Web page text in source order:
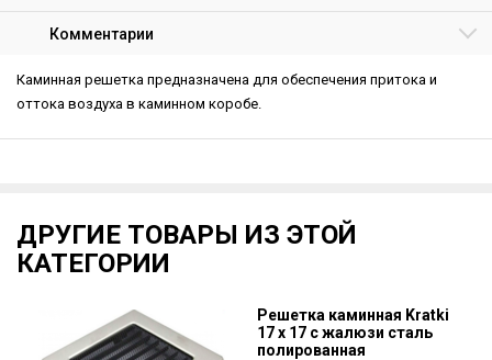
Комментарии
Каминная решетка предназначена для обеспечения притока и
оттока воздуха в каминном коробе.
ДРУГИЕ ТОВАРЫ ИЗ ЭТОЙ
КАТЕГОРИИ
Решетка каминная Kratki
17 х 17 с жалюзи сталь
полированная